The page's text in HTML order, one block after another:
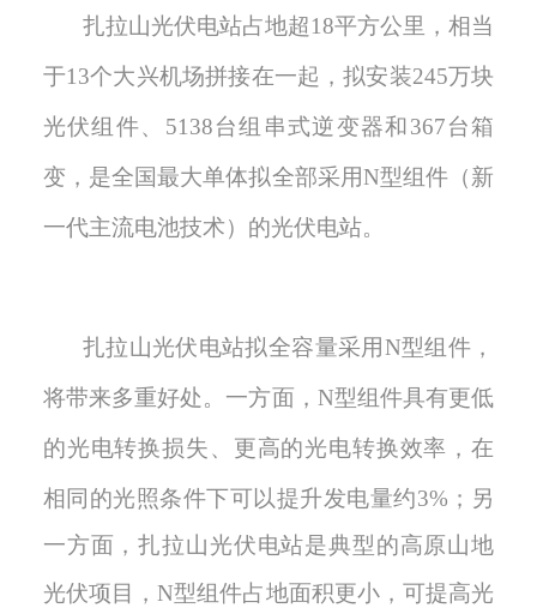
扎拉山光伏电站占地超18平方公里，相当
于13个大兴机场拼接在一起 ，拟安装245万块
光伏组件、 5138台组串式逆变器和 367台箱
变，是全国最大单体拟全部采用N型组件（新
一代主流电池技术）的光伏电站。
扎拉山光伏电站拟全容量采用N型组件 ，
将带来多重好处。一方面， N型组件具有更低
的光电转换损失、 更高的光电转换效率 ，在
相同的光照条件下可以提升发电量约3% ； 另
一方面，扎拉山光伏电站是典型的高原山地
光伏项目
，N型组件占地面积更小，可提高光